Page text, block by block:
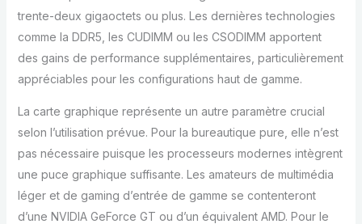
trente-deux gigaoctets ou plus. Les dernières technologies
comme la DDR5, les CUDIMM ou les CSODIMM apportent
des gains de performance supplémentaires, particulièrement
appréciables pour les configurations haut de gamme.
La carte graphique représente un autre paramètre crucial
selon l’utilisation prévue. Pour la bureautique pure, elle n’est
pas nécessaire puisque les processeurs modernes intègrent
une puce graphique suffisante. Les amateurs de multimédia
léger et de gaming d’entrée de gamme se contenteront
d’une NVIDIA GeForce GT ou d’un équivalent AMD. Pour le